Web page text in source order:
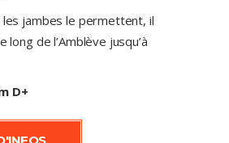
les jambes le permettent, il
long de l’Amblève jusqu’à
D+